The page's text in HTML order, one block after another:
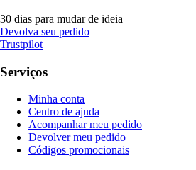
30 dias para mudar de ideia
Devolva seu pedido
Trustpilot
Serviços
Minha conta
Centro de ajuda
Acompanhar meu pedido
Devolver meu pedido
Códigos promocionais